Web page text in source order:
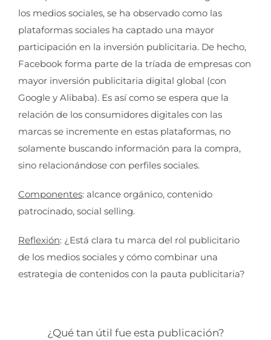
los medios sociales, se ha observado como las
plataformas sociales ha captado una mayor
participación en la inversión publicitaria. De hecho,
Facebook forma parte de la tríada de empresas con
mayor inversión publicitaria digital global (con
Google y Alibaba). Es así como se espera que la
relación de los consumidores digitales con las
marcas se incremente en estas plataformas, no
solamente buscando información para la compra,
sino relacionándose con perfiles sociales.
Componentes: alcance orgánico, contenido
patrocinado, social selling.
Reflexión: ¿Está clara tu marca del rol publicitario
de los medios sociales y cómo combinar una
estrategia de contenidos con la pauta publicitaria?
¿Qué tan útil fue esta publicación?